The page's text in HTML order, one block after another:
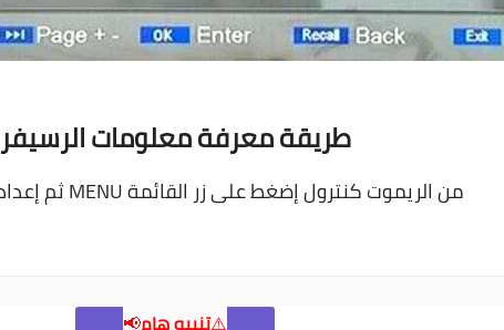
طريقة معرفة معلومات الرسيفر
من الريموت كنترول إضغط على زر القائمة MENU ثم إعدادات ثم النسخة
⚠️تنبيه هام📢